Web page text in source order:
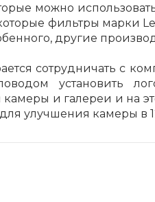
Сегодня
25%
Добавляйте
можно
фильтры марки
другие
сотрудничать с
установить
и галереи и на
улучшения камеры в